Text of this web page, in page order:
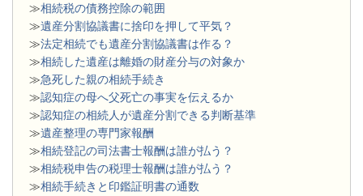
≫相続税の債務控除の範囲
≫遺産分割協議書に捨印を押して平気？
≫法定相続でも遺産分割協議書は作る？
≫相続した遺産は離婚の財産分与の対象か
≫急死した親の相続手続き
≫認知症の母へ父死亡の事実を伝えるか
≫認知症の相続人が遺産分割できる判断基準
≫遺産整理の専門家報酬
≫相続登記の司法書士報酬は誰が払う？
≫相続税申告の税理士報酬は誰が払う？
≫相続手続きと印鑑証明書の通数